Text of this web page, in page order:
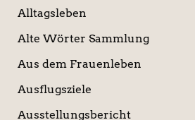
Alltagsleben
Alte Wörter Sammlung
Aus dem Frauenleben
Ausflugsziele
Ausstellungsbericht